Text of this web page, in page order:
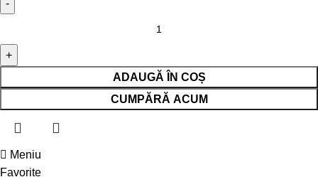
ADAUGĂ ÎN COȘ
CUMPĂRĂ ACUM
Meniu
Favorite